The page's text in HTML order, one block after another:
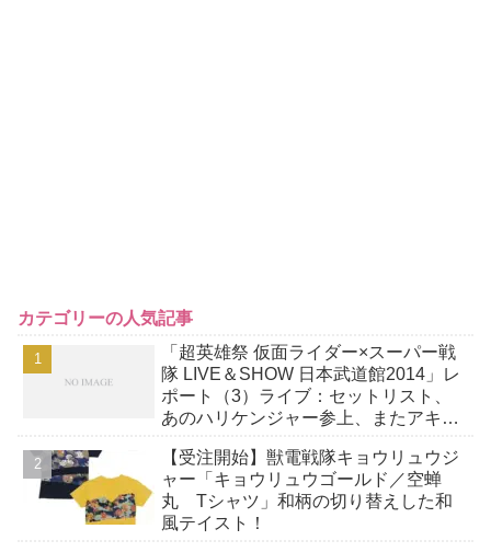
カテゴリーの人気記事
「超英雄祭 仮面ライダー×スーパー戦
隊 LIVE＆SHOW 日本武道館2014」レ
ポート（3）ライブ：セットリスト、
あのハリケンジャー参上、またアキバ
【受注開始】獣電戦隊キョウリュウジ
ャー「キョウリュウゴールド／空蝉
丸 Tシャツ」和柄の切り替えした和
風テイスト！